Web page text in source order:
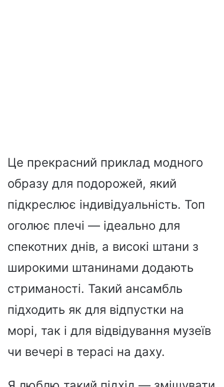
Це прекрасний приклад модного
образу для подорожей, який
підкреслює індивідуальність. Топ
оголює плечі — ідеально для
спекотних днів, а високі штани з
широкими штанинами додають
стриманості. Такий ансамбль
підходить як для відпустки на
морі, так і для відвідування музеїв
чи вечері в терасі на даху.